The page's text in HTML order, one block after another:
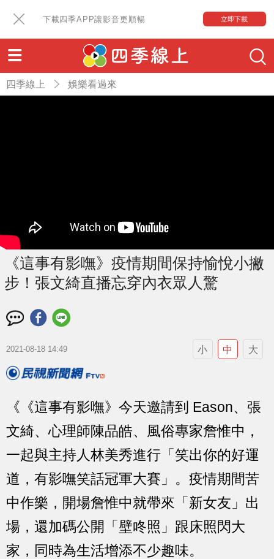
下載四季APP讓影音更順暢 立即下載
四季線上 娛樂看過來
《這事有影嘸》疫情期間保持愉悅小撇
步！張文綺直播忘穿內衣眾人驚
2021-08-18 14:49 小 中 大
《《這事有影嘸》今天邀請到 Eason、張
文綺、心理師陳品皓、風俗專家詹惟中，
一起與主持人林美秀進行「笑出你的好運
道，有影嘸笑話冠軍大賽」。疫情期間苦
中作樂，開場詹惟中就帶來「新女友」出
場，還加碼公開「壁咚照」跟床照閃大
家，同時為生活增添不少趣味。